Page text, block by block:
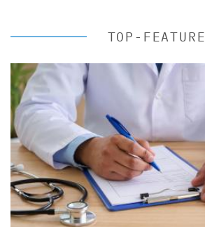
TOP-FEATURE